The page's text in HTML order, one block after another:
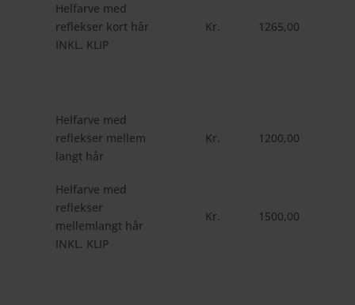
Helfarve med
reflekser kort hår
INKL. KLIP
Kr. 1265,00
Helfarve med
reflekser mellem
langt hår
Kr. 1200,00
Helfarve med
reflekser
mellemlangt hår
INKL. KLIP
Kr. 1500,00